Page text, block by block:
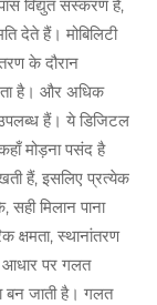
विद्युत संस्करण हैं,
देते हैं। मोबिलिटी
के दौरान
है। और अधिक
हैं। ये डिजिटल
मोड़ना पसंद है
हैं, इसलिए प्रत्येक
मिलान पाना
क्षमता, स्थानांतरण
आधार पर गलत
बन जाती है। गलत